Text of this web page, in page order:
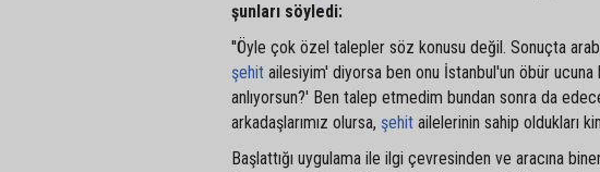
şunları söyledi:
''Öyle çok özel talepler söz konusu değil. Sonuçta
şehit ailesiyim' diyorsa ben onu İstanbul'un öbür ucuna
anlıyorsun?' Ben talep etmedim bundan sonra da
arkadaşlarımız olursa, şehit ailelerinin sahip oldukları
Başlattığı uygulama ile ilgi çevresinden ve aracına